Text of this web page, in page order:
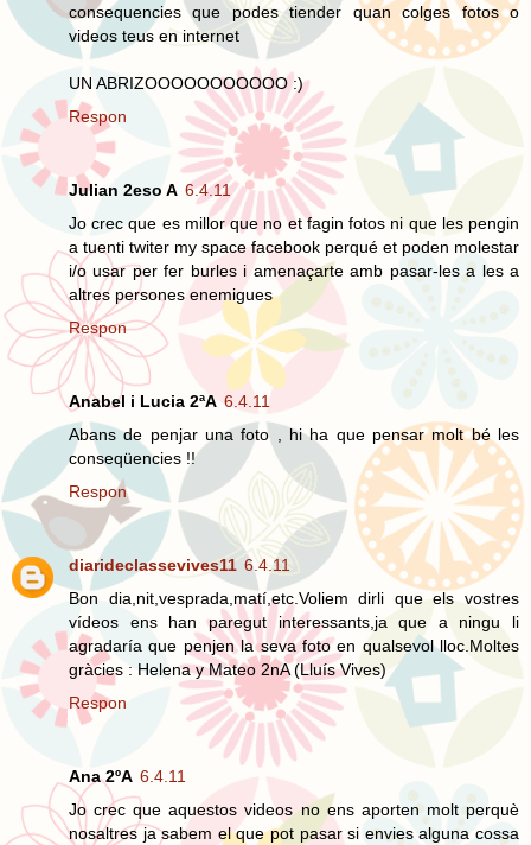
consequencies que podes tiender quan colges fotos o
videos teus en internet
UN ABRIZOOOOOOOOOOO :)
Respon
Julian 2eso A 6.4.11
Jo crec que es millor que no et fagin fotos ni que les pengin
a tuenti twiter my space facebook perqué et poden molestar
i/o usar per fer burles i amenaçarte amb pasar-les a les a
altres persones enemigues
Respon
Anabel i Lucia 2ªA 6.4.11
Abans de penjar una foto , hi ha que pensar molt bé les
conseqüencies !!
Respon
diarideclassevives11 6.4.11
Bon dia,nit,vesprada,matí,etc.Voliem dirli que els vostres
vídeos ens han paregut interessants,ja que a ningu li
agradaría que penjen la seva foto en qualsevol lloc.Moltes
gràcies : Helena y Mateo 2nA (Lluís Vives)
Respon
Ana 2ºA 6.4.11
Jo crec que aquestos videos no ens aporten molt perquè
nosaltres ja sabem el que pot pasar si envies alguna cossa